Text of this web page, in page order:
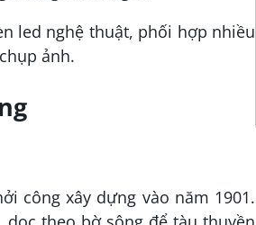
led nghệ thuật, phối hợp nhiều
ảnh.
công xây dựng vào năm 1901.